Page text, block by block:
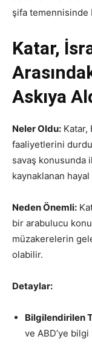
şifa temennisinde
Katar,
Askıya
Neler Oldu: Katar,
faaliyetlerini
savaş konusunda
kaynaklanan hayal
Neden Önemli:
bir arabulucu
müzakerelerin
olabilir.
Detaylar:
Bilgilendirilen
ve ABD’ye